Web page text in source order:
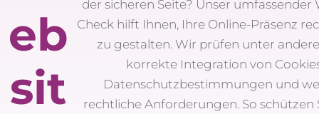
eb
sit
der sicheren Seite? Unser umfassender
Check hilft Ihnen, Ihre Online-Präsenz
zu gestalten. Wir prüfen unter
korrekte Integration von
Datenschutzbestimmungen und
rechtliche Anforderungen. So schützen